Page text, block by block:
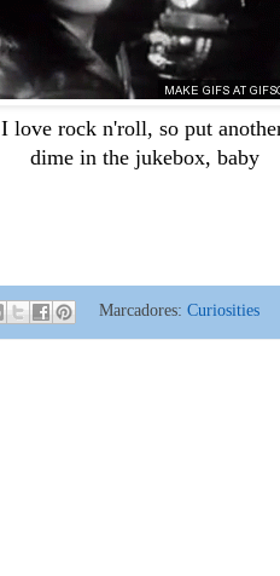
I love rock n'roll, so put
dime in the jukebox, baby
Marcadores: Curiosities